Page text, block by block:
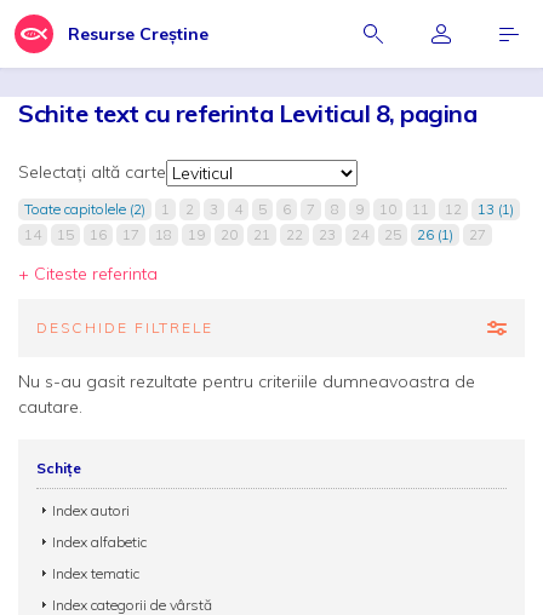
Resurse Creștine
Schite text cu referinta Leviticul 8, pagina
Selectați altă carte
Toate capitolele (2) 1 2 3 4 5 6 7 8 9 10 11 12
13 (1)
14
15 16 17 18 19 20 21 22 23 24 25 26 (1) 27
+ Citeste referinta
DESCHIDE FILTRELE
Nu s-au gasit rezultate pentru criteriile dumneavoastra de
cautare.
Schițe
Index autori
Index alfabetic
Index tematic
Index categorii de vârstă